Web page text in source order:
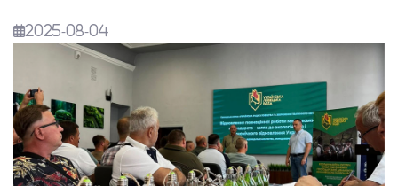
2025-08-04